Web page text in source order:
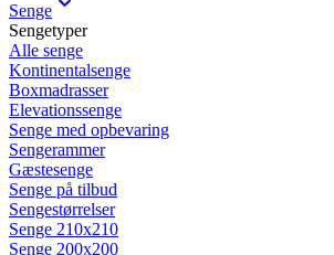
Senge
Sengetyper
Alle senge
Kontinentalsenge
Boxmadrasser
Elevationssenge
Senge med opbevaring
Sengerammer
Gæstesenge
Senge på tilbud
Sengestørrelser
Senge 210x210
Senge 200x200